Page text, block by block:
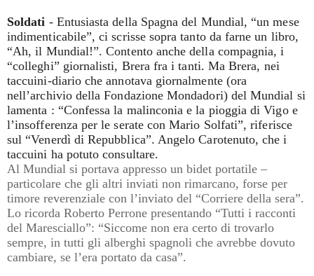
Soldati - Entusiasta della Spagna del Mundial, “un mese
indimenticabile”, ci scrisse sopra tanto da farne un libro,
“Ah, il Mundial!”. Contento anche della compagnia, i
“colleghi” giornalisti, Brera fra i tanti. Ma Brera, nei
taccuini-diario che annotava giornalmente (ora
nell’archivio della Fondazione Mondadori) del Mundial si
lamenta : “Confessa la malinconia e la pioggia di Vigo e
l’insofferenza per le serate con Mario Solfati”, riferisce
sul “Venerdì di Repubblica”. Angelo Carotenuto, che i
taccuini ha potuto consultare.
Al Mundial si portava appresso un bidet portatile –
particolare che gli altri inviati non rimarcano, forse per
timore reverenziale con l’inviato del “Corriere della sera”.
Lo ricorda Roberto Perrone presentando “Tutti i racconti
del Maresciallo”: “Siccome non era certo di trovarlo
sempre, in tutti gli alberghi spagnoli che avrebbe dovuto
cambiare, se l’era portato da casa”.